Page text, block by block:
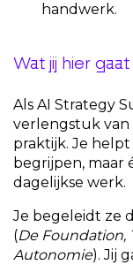
handwerk.
Wat jij hier
Als AI Strategy
verlengstuk van
praktijk. Je
begrijpen, maar
dagelijkse werk.
Je begeleidt ze
(De Foundation,
Autonomie). Jij